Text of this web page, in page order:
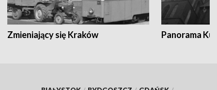
Zmieniający się Kraków Panorama